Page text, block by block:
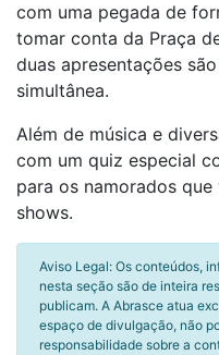
com uma pegada de
tomar conta da Praça
duas apresentações
simultânea.
Além de música e
com um quiz especial
para os namorados
shows.
Aviso Legal: Os conteúdos,
nesta seção são de inteira
publicam. A Abrasce atua
espaço de divulgação, não
responsabilidade sobre a